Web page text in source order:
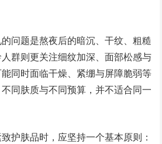
问题是熬夜后的暗沉、干纹、粗糙
群则更关注细纹加深、面部松感与
同时面临干燥、紧绷与屏障脆弱等
同肤质与不同预算，并不适合同一
护肤品时，应坚持一个基本原则：